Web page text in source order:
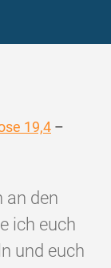
19,4 –
an den
ich euch
und euch